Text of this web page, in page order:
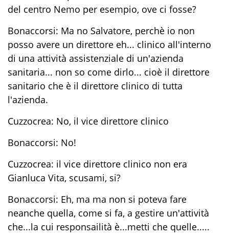
del centro Nemo per esempio, ove ci fosse?
Bonaccorsi: Ma no Salvatore, perchè io non
posso avere un direttore eh... clinico all'interno
di una attività assistenziale di un'azienda
sanitaria... non so come dirlo... cioè il direttore
sanitario che è il direttore clinico di tutta
l'azienda.
Cuzzocrea: No, il vice direttore clinico
Bonaccorsi: No!
Cuzzocrea: il vice direttore clinico non era
Gianluca Vita, scusami, si?
Bonaccorsi: Eh, ma ma non si poteva fare
neanche quella, come si fa, a gestire un'attività
che...la cui responsailità è...metti che quelle.....